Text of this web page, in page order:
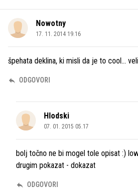
Nowotny
17. 11. 2014 19.16
špehata deklina, ki misli da je to cool...
ODGOVORI
Hlodski
07. 01. 2015 05.17
bolj točno ne bi mogel tole opisat :)
drugim pokazat - dokazat
ODGOVORI